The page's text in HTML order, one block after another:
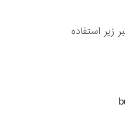
زیر استفاده